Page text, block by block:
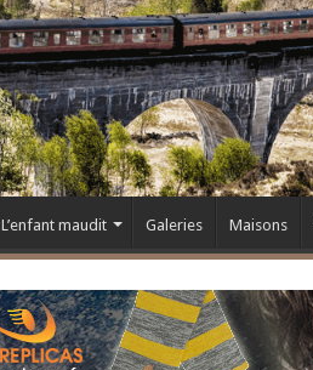
L’enfant maudit Galeries Maisons